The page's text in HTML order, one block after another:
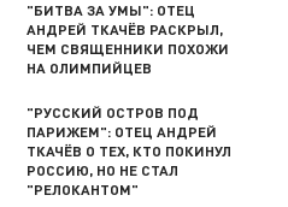
"БИТВА ЗА УМЫ": ОТЕЦ
АНДРЕЙ ТКАЧЁВ РАСКРЫЛ,
ЧЕМ СВЯЩЕННИКИ ПОХОЖИ
НА ОЛИМПИЙЦЕВ
"РУССКИЙ ОСТРОВ ПОД
ПАРИЖЕМ": ОТЕЦ АНДРЕЙ
ТКАЧЁВ О ТЕХ, КТО ПОКИНУЛ
РОССИЮ, НО НЕ СТАЛ
"РЕЛОКАНТОМ"